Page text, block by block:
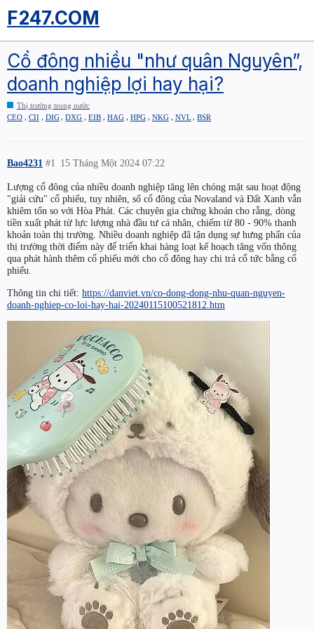
F247.COM
Cổ đông nhiều "như quân Nguyên”,
doanh nghiệp lợi hay hại?
Thị trường trong nước
CEO
CII DIG ,DXG ,EIB ,HAG HPG NKG NVL ,BSR
Bao4231 15 Tháng Một 2024 07:22
#1
Lượng cổ đông của nhiều doanh nghiệp tăng lên chóng mặt sau hoạt động
"giải cứu" cổ phiếu, tuy nhiên, số cổ đông của Novaland và Đất Xanh vẫn
khiêm tốn so với Hòa Phát. Các chuyên gia chứng khoán cho rằng, dòng
tiền xuất phát từ lực lượng nhà đầu tư cá nhân, chiếm từ 80 - 90% thanh
khoản toàn thị trường. Nhiều doanh nghiệp đã tận dụng sự hưng phấn của
thị trường thời điểm này để triển khai hàng loạt kế hoạch tăng vốn thông
qua phát hành thêm cổ phiếu mới cho cổ đông hay chi trả cổ tức bằng cổ
phiếu.
Thông tin chi tiết: https://danviet.vn/co-dong-dong-nhu-quan-nguyen-
doanh-nghiep-co-loi-hay-hai-20240115100521812.htm